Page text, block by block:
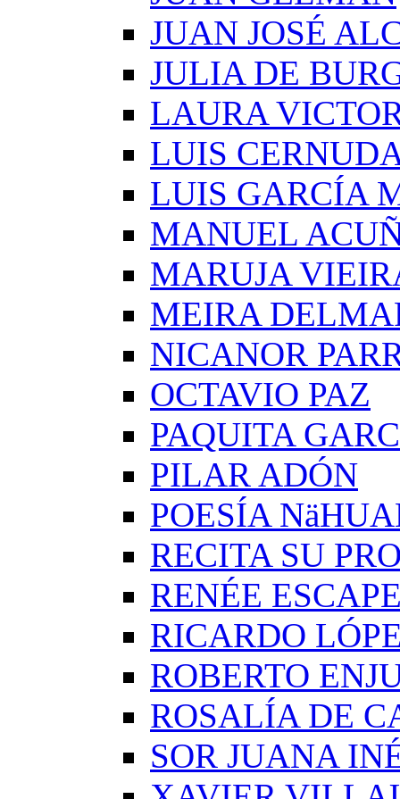
JUAN JOSÉ
JULIA DE
LAURA
LUIS
LUIS GARCÍA
MANUEL
MARUJA
MEIRA
NICANOR
OCTAVIO PAZ
PAQUITA
PILAR ADÓN
POESÍA
RECITA SU
RENÉE
RICARDO
ROBERTO
ROSALÍA DE
SOR JUANA